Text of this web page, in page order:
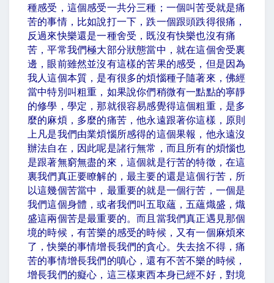
種感受，這個感受一共分三種；一個叫苦受就是痛
苦的事情，比如說打一下，跌一個跟頭跌得很痛，
反過來快樂還是一種舍受，既沒有快樂也沒有痛
苦，平常我們極大部分狀態當中，就在這個舍受裏
邊，眼前雖然並沒有這樣的苦果的感受，但是因為
我人這個本質，是有很多的煩惱種子隨著來，佛經
當中特別叫粗重，如果說你們稍微有一點點的寧靜
的修學，學定，那就很容易感覺得這個粗重，是多
麼的麻煩，多麼的痛苦，他永遠跟著你這樣，原則
上凡是我們由業煩惱所感得的這個果報，他永遠沒
辦法自在，因此呢是諸行無常，而且所有的煩惱也
是跟著無窮無盡的來，這個就是行苦的特徵，在這
裏我們真正要瞭解的，最主要的還是這個行苦，所
以這幾個苦當中，最重要的就是一個行苦，一個是
我們這個身體，或者我們叫五取蘊，五蘊熾盛，熾
盛這兩個苦是最重要的。而且當我們真正遇見那個
境的時候，有苦樂的感受的時候，又有一個麻煩來
了，快樂的事情增長我們的貪心。失去捨不得，痛
苦的事情增長我們的嗔心，還有不苦不樂的時候，
增長我們的癡心，這三樣東西本身已經不好，對境